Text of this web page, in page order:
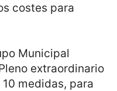
costes para
Municipal
extraordinario
medidas, para